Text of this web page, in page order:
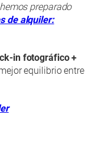
preparado
de alquiler:
in fotográfico +
equilibrio entre